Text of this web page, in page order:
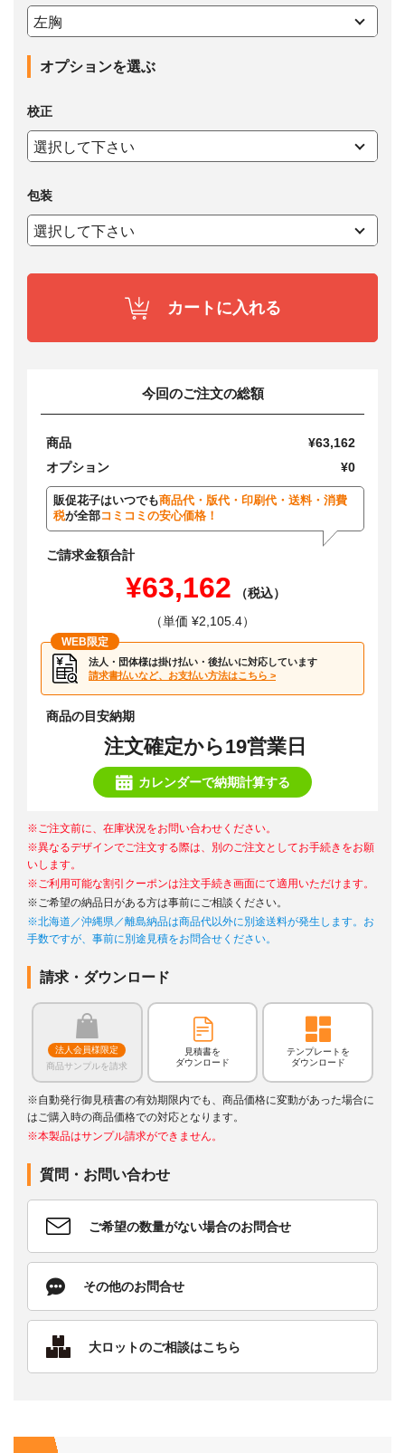
オプションを選ぶ
校正
包装
カートに入れる
今回のご注文の総額
商品
¥63,162
オプション
¥0
販促花子はいつでも商品代・版代・印刷代・送料・消費
税が全部コミコミの安心価格！
ご請求金額合計
¥63,162
（税込）
（単価 ¥2,105.4）
WEB限定
法人・団体様は掛け払い・後払いに対応しています
請求書払いなど、お支払い方法はこちら >
商品の目安納期
注文確定から19営業日
カレンダーで納期計算する
※ご注文前に、在庫状況をお問い合わせください。
※異なるデザインでご注文する際は、別のご注文としてお手続きをお願
いします。
※ご利用可能な割引クーポンは注文手続き画面にて適用いただけます。
※ご希望の納品日がある方は事前にご相談ください。
※北海道／沖縄県／離島納品は商品代以外に別途送料が発生します。お
手数ですが、事前に別途見積をお問合せください。
請求・ダウンロード
法人会員様限定
商品サンプルを請求
見積書を
ダウンロード
テンプレートを
ダウンロード
※自動発行御見積書の有効期限内でも、商品価格に変動があった場合に
はご購入時の商品価格での対応となります。
※本製品はサンプル請求ができません。
質問・お問い合わせ
ご希望の数量がない場合のお問合せ
その他のお問合せ
大ロットのご相談はこちら